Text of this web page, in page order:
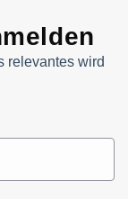
relevantes wird